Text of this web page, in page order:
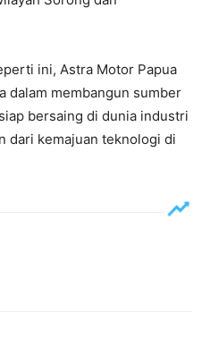
ini, Astra Motor Papua
dalam membangun sumber
bersaing di dunia industri
dari kemajuan teknologi di